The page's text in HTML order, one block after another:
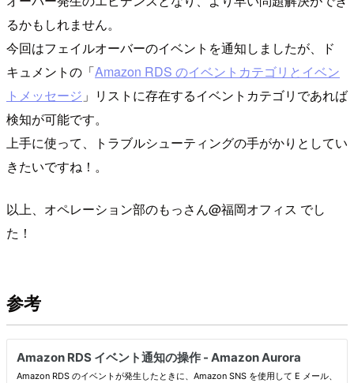
るかもしれません。
今回はフェイルオーバーのイベントを通知しましたが、ド
キュメントの「Amazon RDS のイベントカテゴリとイベン
トメッセージ 」リストに存在するイベントカテゴリであれば
検知が可能です。
上手に使って、トラブルシューティングの手がかりとしてい
きたいですね！。
以上、オペレーション部のもっさん@福岡オフィス でし
た！
参考